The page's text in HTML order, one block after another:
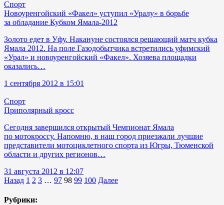
Спорт
Новоуренгойский «Факел» уступил «Уралу» в борьбе
за обладание Кубком Ямала-2012
Золото едет в Уфу. Накануне состоялся решающий матч кубка
Ямала 2012. На поле Газодобытчика встретились уфимский
«Урал» и новоуренгойский «Факел». Хозяева площадки
оказались…
1 сентября 2012 в 15:01
Спорт
Приполярный кросс
Сегодня завершился открытый Чемпионат Ямала
по мотокроссу. Напомню, в наш город приезжали лучшие
представители мотоциклетного спорта из Югры, Тюменской
области и других регионов…
31 августа 2012 в 12:07
Назад 1 2 3 … 97 98 99 100 Далее
Рубрики: